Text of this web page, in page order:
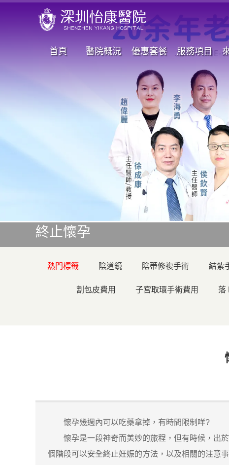
首頁 醫院概況 優惠套餐 服務項目
終止懷孕
熱門標籤 陰道鏡 陰蒂修複手術 結紮
割包皮費用 子宮取環手術費用 落
懷孕幾週內可以吃藥拿掉，有時間限制咩?
懷孕是一段神奇而美妙的旅程，但有時候，出於
個階段可以安全終止妊娠的方法，以及相關的注意